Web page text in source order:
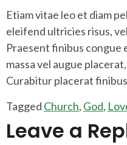
Etiam vitae leo et diam
eleifend ultricies risus,
Praesent finibus congue
massa vel augue
Curabitur placerat
Tagged Church, God,
Leave a